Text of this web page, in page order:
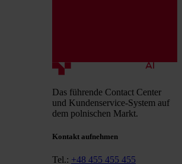
Das führende Contact Center
und Kundenservice-System auf
dem polnischen Markt.
Kontakt aufnehmen
Tel.: +48 455 455 455